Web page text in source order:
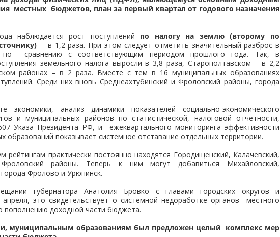
местных бюджетов, план за первый квартал от годового назначения
наблюдается рост поступлений по налогу на землю (второму по
- в 1,2 раза. При этом следует отметить значительный разброс в
по сравнению с соответствующим периодом прошлого года. Так, в
земельного налога выросли в 3,8 раза, Старополтавском – в 2,2
районах – в 2 раза. Вместе с тем в 16 муниципальных образованиях
Среди них вновь Среднеахтубинский и Фроловский районы, города
анализ динамики показателей социально-экономического
и муниципальных районов по статистической, налоговой отчетности,
Указа Президента РФ, и ежеквартального мониторинга эффективности
образований показывает системное отставание отдельных территории.
рейтингам практически постоянно находятся Городищенский, Калачевский,
Фроловский районы. Теперь к ним могут добавиться Михайловский,
Фролово и Урюпинск.
губернатора Анатолия Бровко с главами городских округов и
это свидетельствует о системной недоработке органов местного
пополнению доходной части бюджета.
муниципальным образованиям был предложен целый комплекс мер